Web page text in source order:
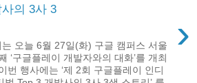
의 3사 3
›
는 오늘 6월 27일(화) 구글 캠퍼스 서울
‘구글플레이 개발자와의 대화’를 개최
번 행사에는 ‘제 2회 구글플레이 인디